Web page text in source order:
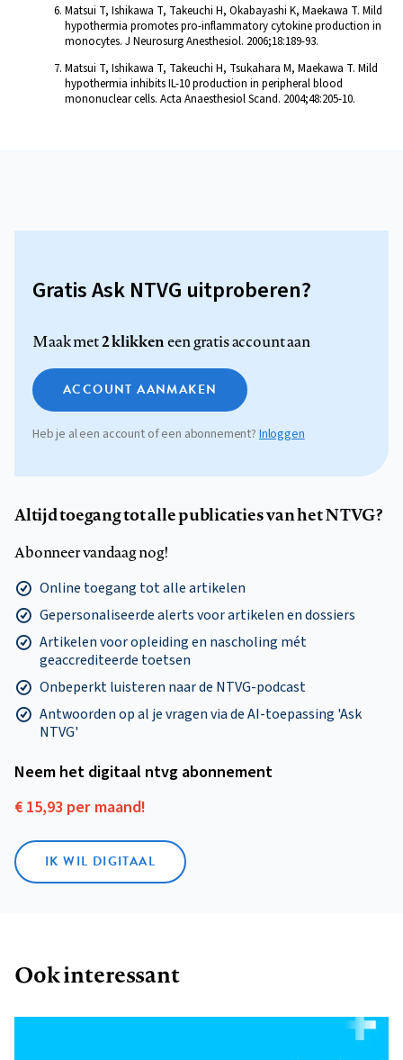
Matsui T, Ishikawa T, Takeuchi H, Okabayashi K, Maekawa T. Mild
hypothermia promotes pro-inflammatory cytokine production in
monocytes. J Neurosurg Anesthesiol. 2006;18:189-93.
Matsui T, Ishikawa T, Takeuchi H, Tsukahara M, Maekawa T. Mild
hypothermia inhibits IL-10 production in peripheral blood
mononuclear cells. Acta Anaesthesiol Scand. 2004;48:205-10.
Gratis Ask NTVG uitproberen?
Maak met2 klikkeneen gratis account aan
ACCOUNT AANMAKEN
Heb je al een account of een abonnement? Inloggen
Altijd toegang tot alle publicaties van het NTVG?
Abonneer vandaag nog!
Online toegang tot alle artikelen
Gepersonaliseerde alerts voor artikelen en dossiers
Artikelen voor opleiding en nascholing mét
geaccrediteerde toetsen
Onbeperkt luisteren naar de NTVG-podcast
Antwoorden op al je vragen via de AI-toepassing 'Ask
NTVG'
Neem het digitaal ntvg abonnement
€ 15,93 per maand!
IK WIL DIGITAAL
Ook interessant